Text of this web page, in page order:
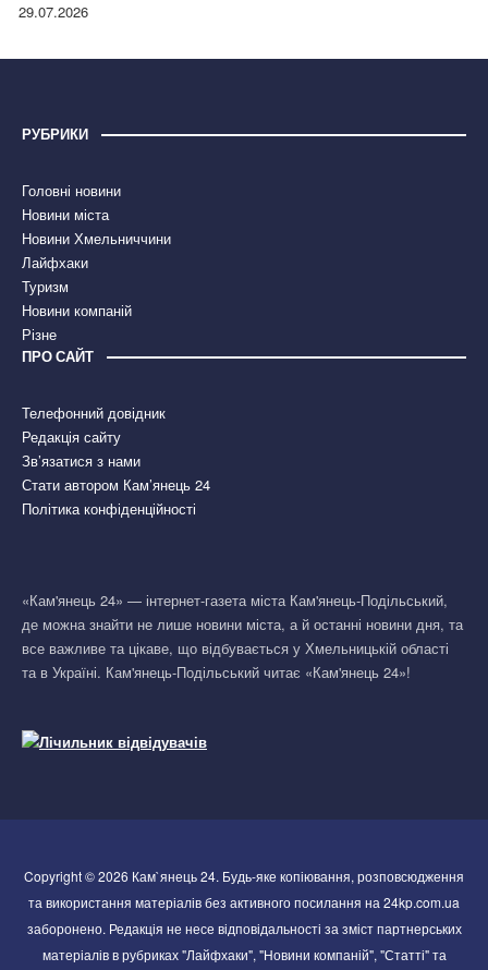
правдою
29.07.2026
РУБРИКИ
Головні новини
Новини міста
Новини Хмельниччини
Лайфхаки
Туризм
Новини компаній
Різне
ПРО САЙТ
Телефонний довідник
Редакція сайту
Зв’язатися з нами
Стати автором Кам’янець 24
Політика конфіденційності
«Кам'янець 24» — інтернет-газета міста Кам'янець-Подільський,
де можна знайти не лише новини міста, а й останні новини дня, та
все важливе та цікаве, що відбувається у Хмельницькій області
та в Україні. Кам'янець-Подільський читає «Кам'янець 24»!
Copyright © 2026 Кам`янець 24. Будь-яке копіювання, розповсюдження
та використання матеріалів без активного посилання на 24kp.com.ua
заборонено. Редакція не несе відповідальності за зміст партнерських
матеріалів в рубриках "Лайфхаки", "Новини компаній", "Статті" та